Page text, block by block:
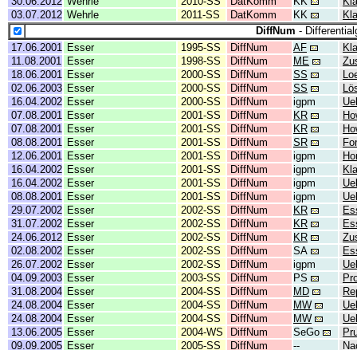
03.07.2012 Wehrle 2011-SS DatKomm KK
DiffNum -
17.06.2001
Esser 1995-SS DiffNum AF
11.08.2001
Esser 1998-SS DiffNum ME
18.06.2001
Esser 2000-SS DiffNum SS
02.06.2003 Esser 2000-SS DiffNum SS
16.04.2002 Esser 2000-SS DiffNum igpm
07.08.2001
Esser 2001-SS DiffNum KR
07.08.2001
Esser 2001-SS DiffNum KR
08.08.2001
Esser 2001-SS DiffNum SR
12.06.2001
Esser 2001-SS DiffNum igpm
16.04.2002 Esser 2001-SS DiffNum igpm
16.04.2002 Esser 2001-SS DiffNum igpm
08.08.2001
Esser 2001-SS DiffNum igpm
29.07.2002 Esser 2002-SS DiffNum KR
31.07.2002 Esser 2002-SS DiffNum KR
24.06.2012 Esser 2002-SS DiffNum KR
02.08.2002 Esser 2002-SS DiffNum SA
26.07.2002 Esser 2002-SS DiffNum igpm
04.09.2003 Esser 2003-SS DiffNum PS
31.08.2004 Esser 2004-SS DiffNum MD
24.08.2004 Esser 2004-SS DiffNum MW
24.08.2004 Esser 2004-SS DiffNum MW
13.06.2005 Esser 2004-WS DiffNum SeGo
09.09.2005 Esser 2005-SS DiffNum --